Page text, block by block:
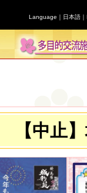
Language｜ 日本語 ｜
【中止